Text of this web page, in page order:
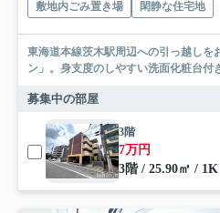
敷地内ごみ置き場
閑静な住宅地
東海道本線茨木駅周辺への引っ越しを
ン」。身支度のしやすい洗面化粧台付
募集中の部屋
3階
7万円
3階 / 25.90㎡ / 1K